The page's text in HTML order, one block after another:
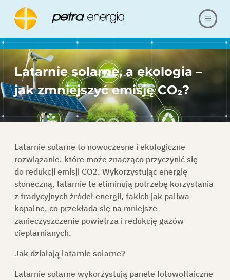
O NAS
OFERTA
NASZE REALIZACJE
KARIERA
REFERENCJE
Latarnie solarne, a ekologia –
jak zmniejszyć emisję CO₂?
Latarnie solarne to nowoczesne i ekologiczne
rozwiązanie, które może znacząco przyczynić się
do redukcji emisji CO2. Wykorzystując energię
słoneczną, latarnie te eliminują potrzebę korzystania
z tradycyjnych źródeł energii, takich jak paliwa
kopalne, co przekłada się na mniejsze
zanieczyszczenie powietrza i redukcję gazów
cieplarnianych.
Jak działają latarnie solarne?
Latarnie solarne wykorzystują panele fotowoltaiczne